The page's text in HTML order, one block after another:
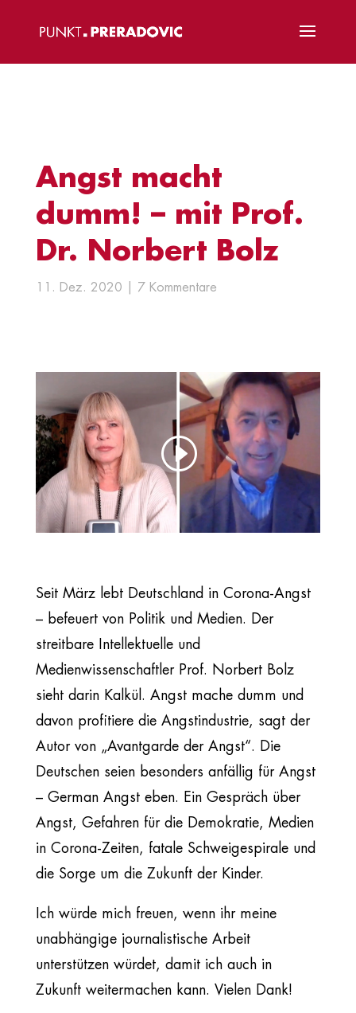
Angst macht
dumm! – mit Prof.
Dr. Norbert Bolz
11. Dez. 2020 7 Kommentare
Seit März lebt Deutschland in Corona-Angst
– befeuert von Politik und Medien. Der
streitbare Intellektuelle und
Medienwissenschaftler Prof. Norbert Bolz
sieht darin Kalkül. Angst mache dumm und
davon profitiere die Angstindustrie, sagt der
Autor von „Avantgarde der Angst“. Die
Deutschen seien besonders anfällig für Angst
– German Angst eben. Ein Gespräch über
Angst, Gefahren für die Demokratie, Medien
in Corona-Zeiten, fatale Schweigespirale und
die Sorge um die Zukunft der Kinder.
Ich würde mich freuen, wenn ihr meine
unabhängige journalistische Arbeit
unterstützen würdet, damit ich auch in
Zukunft weitermachen kann. Vielen Dank!